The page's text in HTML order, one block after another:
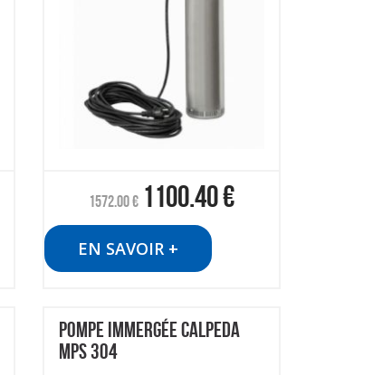
1572.00€ 1100.40€
EN SAVOIR +
POMPE IMMERGÉE CALPEDA
MPS 304